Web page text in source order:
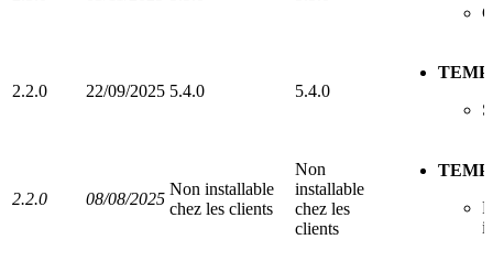
2.2.0 22/09/2025 5.4.0 5.4.0
2.2.0 08/08/2025
Non installable
chez les clients
Non
installable
chez les
clients